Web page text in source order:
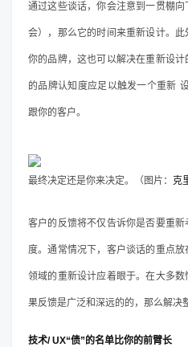
通过这些谈话，你会注意到一贯棚
会），那么它的时间来重新设计。
你的品牌，这也可以解决在重新设
的品牌认知度应足以触发一个重新
跟你的客户。
最终决定还是你来决定。（图片： 克
客户的反馈将不仅告诉你是否要重
度。通常情况下，客户谈话的重点
领域的重新设计应着眼于。在大多
果反馈是广泛和深远的的，那么解决
技术/ UX“债”的名单比你的前臂长